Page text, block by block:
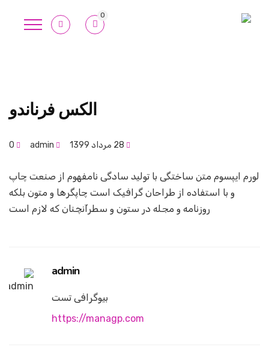
0
الکس فرناندو
28 مرداد 1399
لورم ایپسوم متن ساختگی با تولید سادگی نامفهوم از صنعت چاپ
و با استفاده از طراحان گرافیک است چاپگرها و متون بلکه
روزنامه و مجله در ستون و سطرآنچنان که لازم است
admin
بیوگرافی تست
https://managp.com